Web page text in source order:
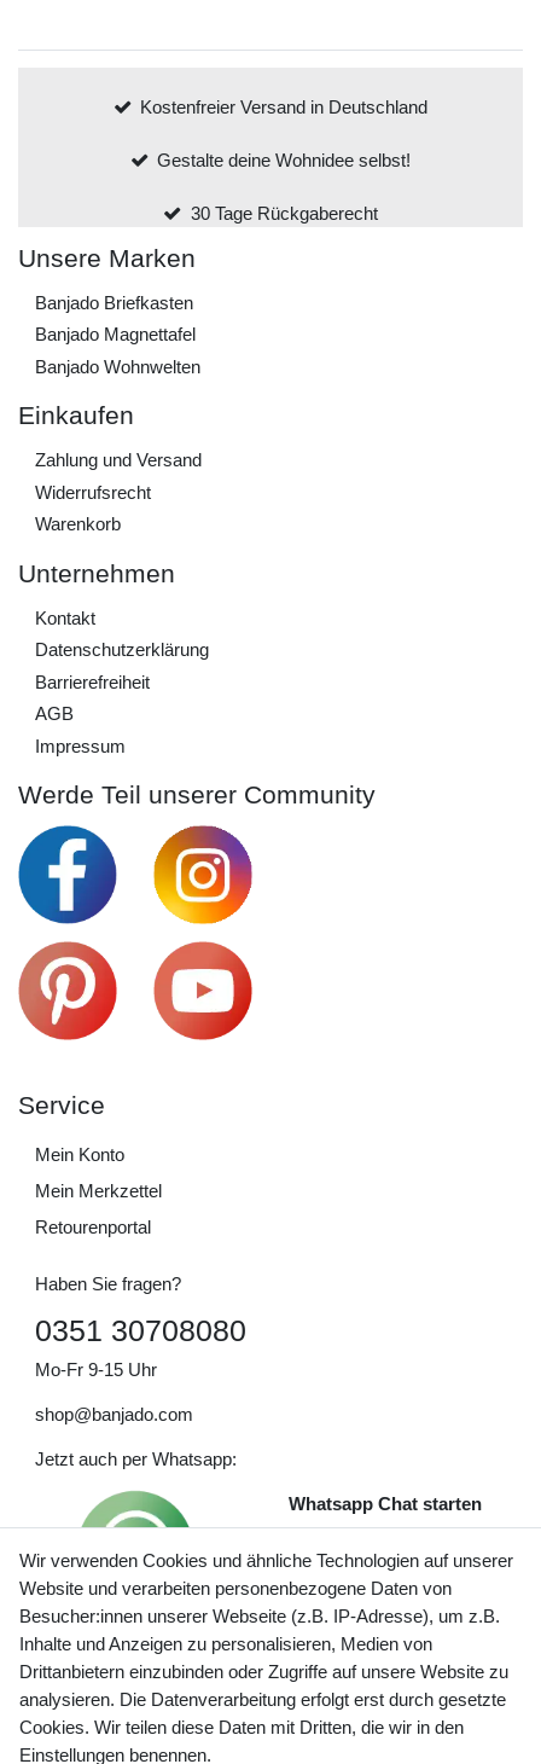
Kostenfreier Versand in Deutschland
Gestalte deine Wohnidee selbst!
30 Tage Rückgaberecht
Unsere Marken
Banjado Briefkasten
Banjado Magnettafel
Banjado Wohnwelten
Einkaufen
Zahlung und Versand
Widerrufs­recht
Warenkorb
Unternehmen
Kontakt
Daten­schutz­erklärung
Barrierefreiheit
AGB
Impressum
Werde Teil unserer Community
Service
Mein Konto
Mein Merkzettel
Retourenportal
Haben Sie fragen?
0351 30708080
Mo-Fr 9-15 Uhr
shop@banjado.com
Jetzt auch per Whatsapp:
Whatsapp Chat starten
Preisangaben inkl. gesetzl. MwSt. und zzgl. Service- und
Versandkosten
Wir verwenden Cookies und ähnliche Technologien auf unserer
Website und verarbeiten personenbezogene Daten von
Besucher:innen unserer Webseite (z.B. IP-Adresse), um z.B.
Inhalte und Anzeigen zu personalisieren, Medien von
Drittanbietern einzubinden oder Zugriffe auf unsere Website zu
analysieren. Die Datenverarbeitung erfolgt erst durch gesetzte
Cookies. Wir teilen diese Daten mit Dritten, die wir in den
Einstellungen benennen.